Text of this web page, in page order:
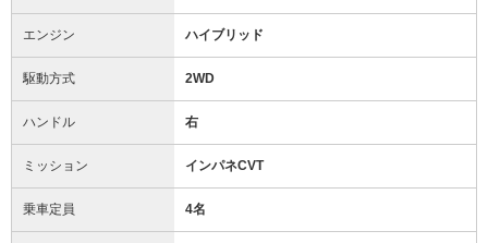
エンジン ハイブリッド
駆動方式 2WD
ハンドル 右
ミッション インパネCVT
乗車定員 4名